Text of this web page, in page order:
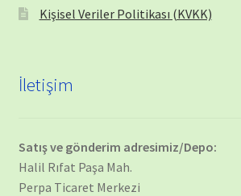
Kişisel Veriler Politikası (KVKK)
İletişim
Satış ve gönderim adresimiz/Depo:
Halil Rıfat Paşa Mah.
Perpa Ticaret Merkezi